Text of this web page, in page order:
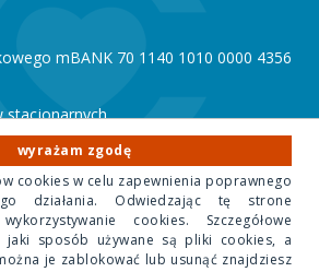
mBANK 70 1140 1010 0000 4356
stacjonarnych
komórkowych
"Pomnik Centrum Zdrowia Dziecka"
wyrażam zgodę
cookies w celu zapewnienia poprawnego
działania. Odwiedzając tę strone
cookies. Szczegółowe
sposób używane są pliki cookies, a
je zablokować lub usunąć znajdziesz